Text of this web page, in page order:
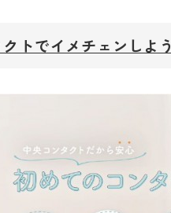
トでイメチェンしよ